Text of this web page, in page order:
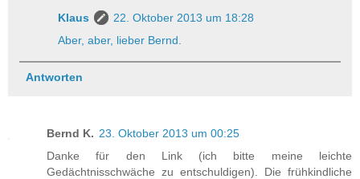
Klaus
22. Oktober 2013 um 18:28
Aber, aber, lieber Bernd.
Antworten
Bernd K. 23. Oktober 2013 um 00:25
Danke für den Link (ich bitte meine leichte
Gedächtnisschwäche zu entschuldigen). Die frühkindliche